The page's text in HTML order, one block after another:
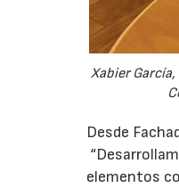
Xabier
Desde
elementos